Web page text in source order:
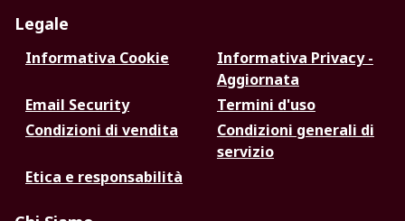
Legale
Informativa Cookie
Informativa Privacy -
Aggiornata
Email Security
Termini d'uso
Condizioni di vendita
Condizioni generali di
servizio
Etica e responsabilità